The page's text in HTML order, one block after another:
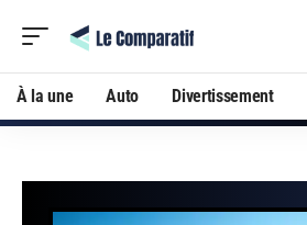
À la une Auto Divertissement